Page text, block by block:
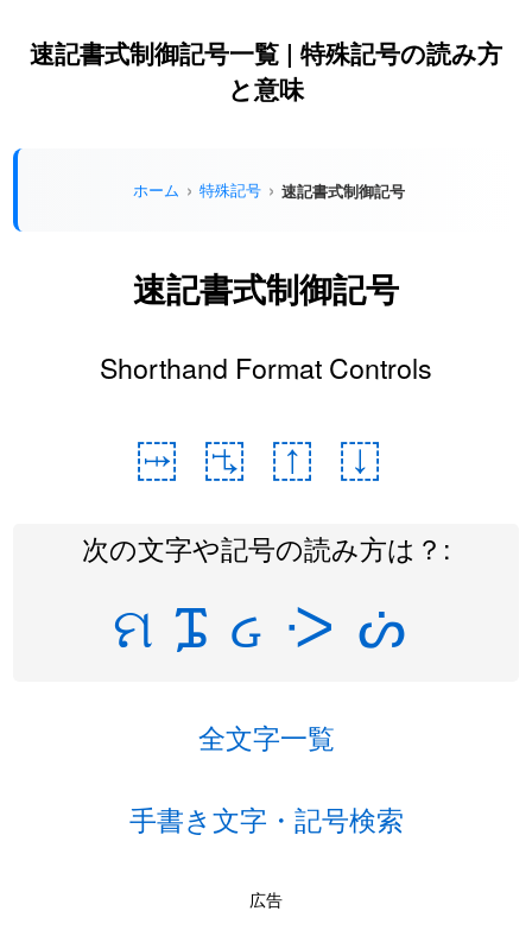
速記書式制御記号一覧 | 特殊記号の読み方
と意味
ホーム 特殊記号 速記書式制御記号
速記書式制御記号
Shorthand Format Controls
𛲠 𛲡 𛲢 𛲣
次の文字や記号の読み方は？:
ମ ᎎ ᏽ ᑀ ᔖ
全文字一覧
手書き文字・記号検索
広告